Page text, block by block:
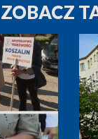
ZOBACZ